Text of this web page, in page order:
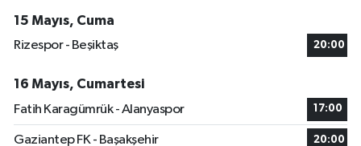
15 Mayıs, Cuma
Rizespor - Beşiktaş
20:00
16 Mayıs, Cumartesi
Fatih Karagümrük - Alanyaspor
17:00
Gaziantep FK - Başakşehir 20:00